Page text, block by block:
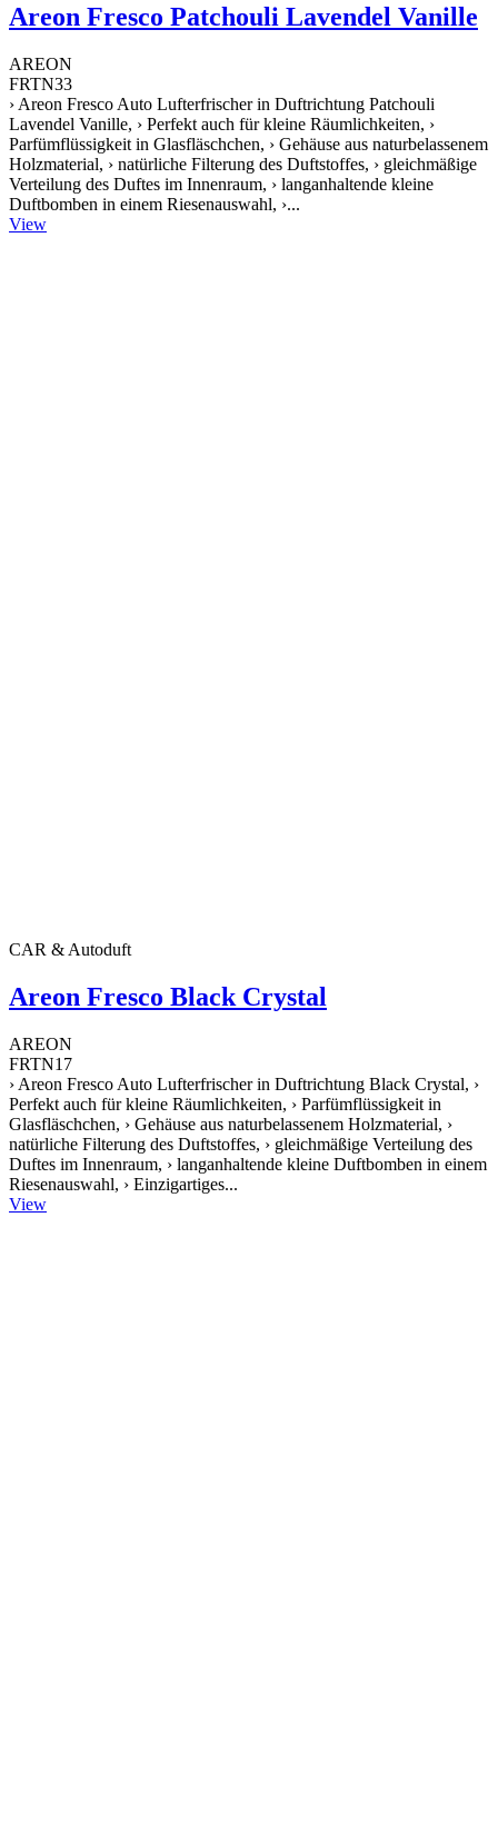
Areon Fresco Patchouli Lavendel Vanille
AREON
FRTN33
› Areon Fresco Auto Lufterfrischer in Duftrichtung Patchouli
Lavendel Vanille, › Perfekt auch für kleine Räumlichkeiten, ›
Parfümflüssigkeit in Glasfläschchen, › Gehäuse aus naturbelassenem
Holzmaterial, › natürliche Filterung des Duftstoffes, › gleichmäßige
Verteilung des Duftes im Innenraum, › langanhaltende kleine
Duftbomben in einem Riesenauswahl, ›...
View
CAR & Autoduft
Areon Fresco Black Crystal
AREON
FRTN17
› Areon Fresco Auto Lufterfrischer in Duftrichtung Black Crystal, ›
Perfekt auch für kleine Räumlichkeiten, › Parfümflüssigkeit in
Glasfläschchen, › Gehäuse aus naturbelassenem Holzmaterial, ›
natürliche Filterung des Duftstoffes, › gleichmäßige Verteilung des
Duftes im Innenraum, › langanhaltende kleine Duftbomben in einem
Riesenauswahl, › Einzigartiges...
View